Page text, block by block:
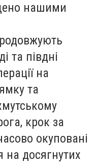
нашими
та півдні
на
та
крок за
окуповані
на досягнутих